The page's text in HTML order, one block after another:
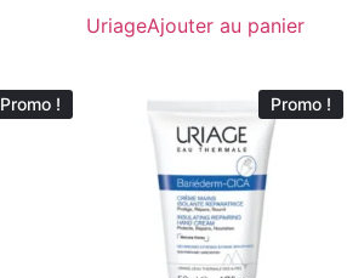
UriageAjouter au panier
Promo ! Promo !